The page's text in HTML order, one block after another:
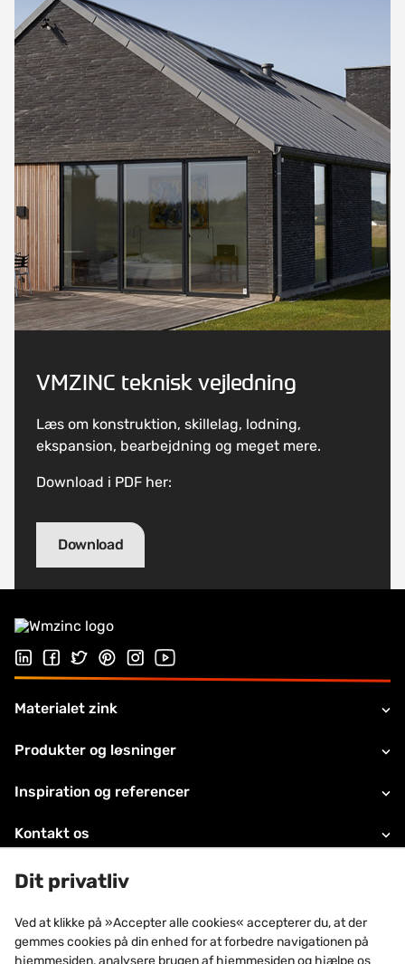
VMZINC teknisk vejledning
Læs om konstruktion, skillelag, lodning,
ekspansion, bearbejdning og meget mere.
Download i PDF her:
Download
Følg os på Linkedin
Følg os på Facebook
Follow us on Twitter
Follow us on Pinterest
Følg os på Instragram
Visit our Youtube channel
Materialet zink
Produkter og løsninger
Inspiration og referencer
Kontakt os
Juridiske oplysninger
Teknisk support
Om VMZINC
Dit privatliv
Ved at klikke på »Accepter alle cookies« accepterer du, at der
gemmes cookies på din enhed for at forbedre navigationen på
hjemmesiden, analysere brugen af hjemmesiden og hjælpe os